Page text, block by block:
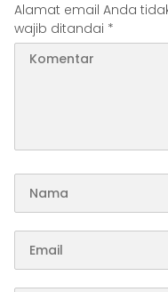
Alamat email Anda
wajib ditandai *